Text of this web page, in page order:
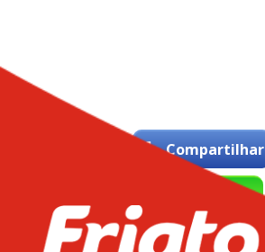
Compartilhar
WhatsApp
Tweetar